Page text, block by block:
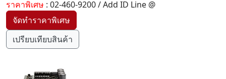
ราคาพิเศษ : 02-460-9200 / Add ID Line @
เปรียบเทียบสินค้า